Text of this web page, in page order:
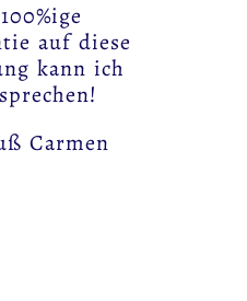
auf diese
kann ich
Carmen